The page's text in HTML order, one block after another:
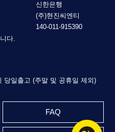
다.
신한은행
(주)현진씨엔티
140-011-915390
당일출고 (주말 및 공휴일 제외)
FAQ